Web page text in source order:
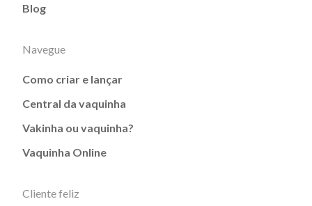
Blog
Navegue
Como criar e lançar
Central da vaquinha
Vakinha ou vaquinha?
Vaquinha Online
Cliente feliz